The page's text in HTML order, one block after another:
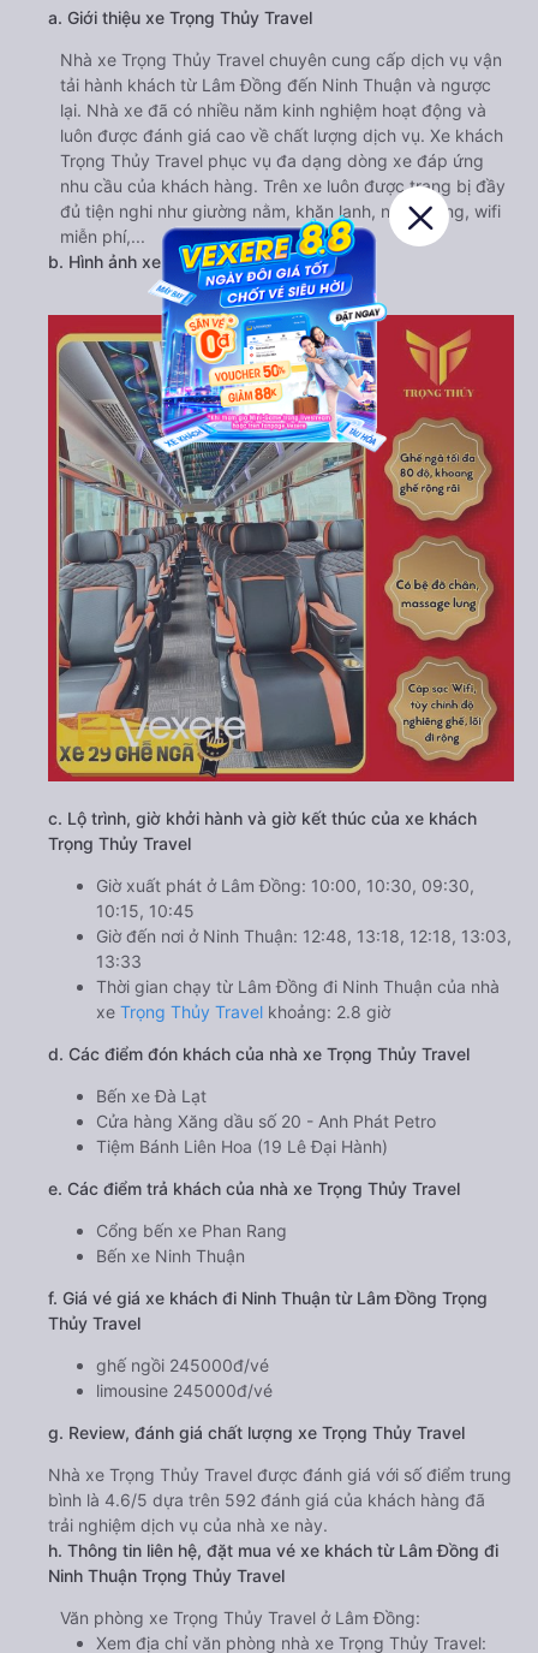
a. Giới thiệu xe Trọng Thủy Travel
Nhà xe Trọng Thủy Travel chuyên cung cấp dịch vụ vận
tải hành khách từ Lâm Đồng đến Ninh Thuận và ngược
lại. Nhà xe đã có nhiều năm kinh nghiệm hoạt động và
luôn được đánh giá cao về chất lượng dịch vụ. Xe khách
Trọng Thủy Travel phục vụ đa dạng dòng xe đáp ứng
nhu cầu của khách hàng. Trên xe luôn được trang bị đầy
đủ tiện nghi như giường nằm, khăn lạnh, nước uống, wifi
miễn phí,...
b. Hình ảnh xe Trọng Thủy Travel
c. Lộ trình, giờ khởi hành và giờ kết thúc của xe khách
Trọng Thủy Travel
Giờ xuất phát ở Lâm Đồng: 10:00, 10:30, 09:30,
10:15, 10:45
Giờ đến nơi ở Ninh Thuận: 12:48, 13:18, 12:18, 13:03,
13:33
Thời gian chạy từ Lâm Đồng đi Ninh Thuận của nhà
xe Trọng Thủy Travel khoảng: 2.8 giờ
d. Các điểm đón khách của nhà xe Trọng Thủy Travel
Bến xe Đà Lạt
Cửa hàng Xăng dầu số 20 - Anh Phát Petro
Tiệm Bánh Liên Hoa (19 Lê Đại Hành)
e. Các điểm trả khách của nhà xe Trọng Thủy Travel
Cổng bến xe Phan Rang
Bến xe Ninh Thuận
f. Giá vé giá xe khách đi Ninh Thuận từ Lâm Đồng Trọng
Thủy Travel
ghế ngồi 245000đ/vé
limousine 245000đ/vé
g. Review, đánh giá chất lượng xe Trọng Thủy Travel
Nhà xe Trọng Thủy Travel được đánh giá với số điểm trung
bình là 4.6/5 dựa trên 592 đánh giá của khách hàng đã
trải nghiệm dịch vụ của nhà xe này.
h. Thông tin liên hệ, đặt mua vé xe khách từ Lâm Đồng đi
Ninh Thuận Trọng Thủy Travel
Văn phòng xe Trọng Thủy Travel ở Lâm Đồng:
Xem địa chỉ văn phòng nhà xe Trọng Thủy Travel: